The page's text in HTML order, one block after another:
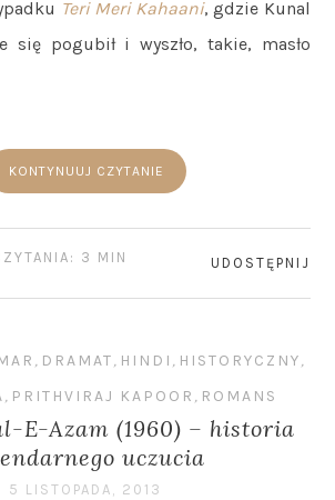
Teri Meri Kahaani, gdzie Kunal
się pogubił i wyszło, takie, masło
KONTYNUUJ CZYTANIE
3 MIN UDOSTĘPNIJ
, DRAMAT, HINDI , HISTORYCZNY,
, PRITHVIRAJ KAPOOR , ROMANS
E-Azam (1960) – historia
uczucia
5 LISTOPADA, 2013